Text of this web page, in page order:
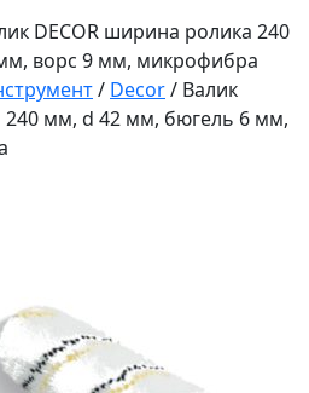
DECOR ширина ролика 240
ворс 9 мм, микрофибра
/ Decor/ Валик
240 мм, d 42 мм, бюгель 6 мм,